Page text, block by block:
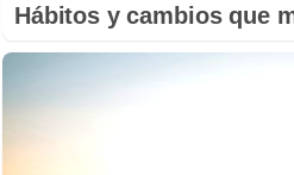
Hábitos y cambios que